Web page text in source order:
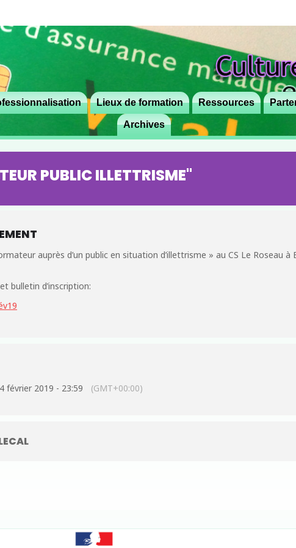
Aller
contenu
principal
Lieux de formation Ressources
Archives
PUBLIC ILLETTRISME"
auprès d’un public en situation d’illettrisme » au CS Le Roseau à
bulletin d’inscription:
février 2019 - 23:59 (GMT+00:00)